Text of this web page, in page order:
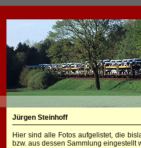
Jürgen Steinhoff
Hier sind alle Fotos aufgelistet, die
bzw. aus dessen Sammlung eingestellt